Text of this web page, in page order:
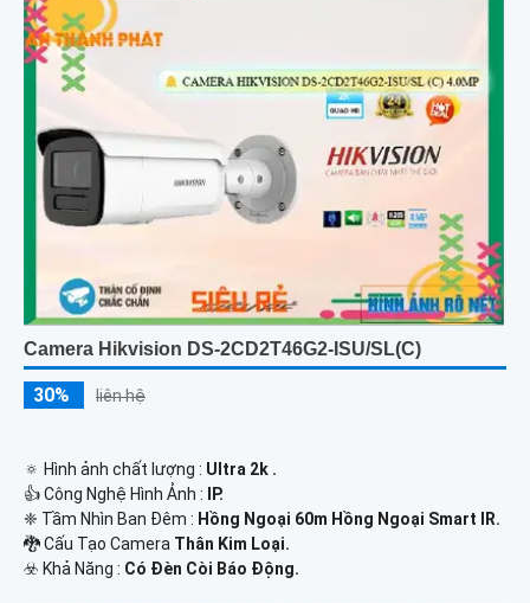
Camera Hikvision DS-2CD2T46G2-ISU/SL(C)
30% liên hệ
🔅 Hình ảnh chất lượng : Ultra 2k .
👍 Công Nghệ Hình Ảnh :
IP.
❈ Tầm Nhìn Ban Đêm : Hồng Ngoại 60m Hồng Ngoại Smart IR.
🐉️ Cấu Tạo Camera Thân Kim Loại.
️☣️ Khả Năng : Có Đèn Còi Báo Động.